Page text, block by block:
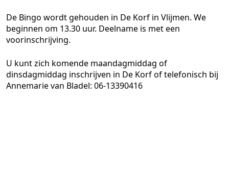
De Bingo wordt gehouden in De Korf in Vlijmen. We
beginnen om 13.30 uur. Deelname is met een
voorinschrijving.
U kunt zich komende maandagmiddag of
dinsdagmiddag inschrijven in De Korf of telefonisch bij
Annemarie van Bladel: 06-13390416